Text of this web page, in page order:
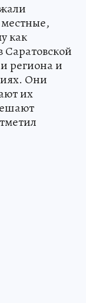
как
региона и
Они
их